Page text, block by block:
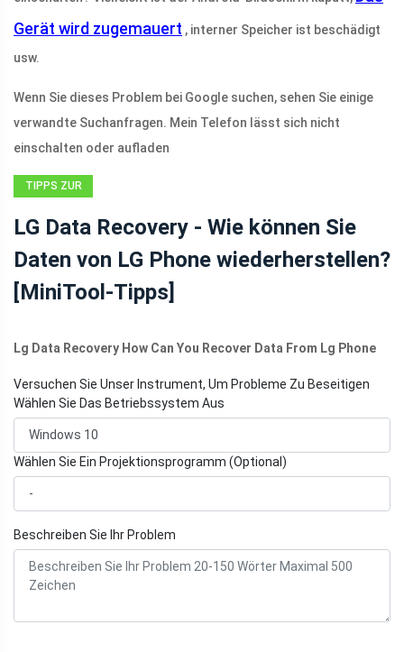
Gerät wird zugemauert , interner Speicher ist beschädigt
usw.
Wenn Sie dieses Problem bei Google suchen, sehen Sie einige
verwandte Suchanfragen. Mein Telefon lässt sich nicht
einschalten oder aufladen
TIPPS ZUR
VON ANDROID-
DATEIEN
LG Data Recovery - Wie können Sie
Daten von LG Phone wiederherstellen?
[MiniTool-Tipps]
Lg Data Recovery How Can You Recover Data From Lg Phone
Versuchen Sie Unser Instrument, Um Probleme Zu Beseitigen
Wählen Sie Das Betriebssystem Aus
Wählen Sie Ein Projektionsprogramm (Optional)
Beschreiben Sie Ihr Problem